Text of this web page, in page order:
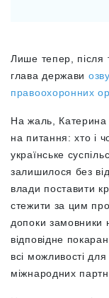
Лише тепер, після
глава держави
правоохоронних
На жаль, Катерина
на питання: хто і
українське
залишилося без
влади поставити
стежити за цим
допоки замовники
відповідне
всі можливості
міжнародних